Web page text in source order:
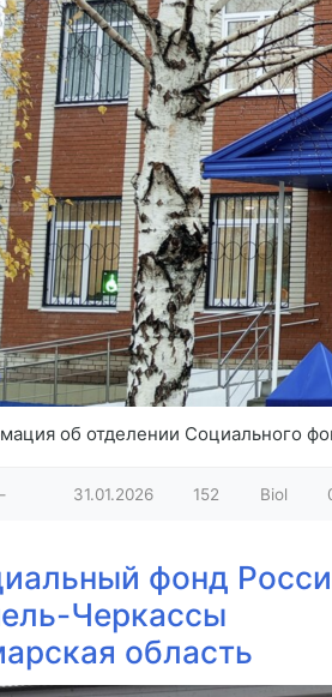
об отделении Социального
31.01.2026 152 Biol
фонд
Черкассы
область